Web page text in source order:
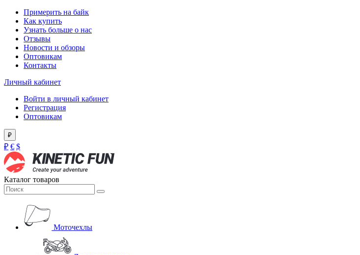
Примерить на байк
Как купить
Узнать больше о нас
Отзывы
Новости и обзоры
Оптовикам
Контакты
Личный кабинет
Войти в личный кабинет
Регистрация
Оптовикам
₽
₽ € $
Каталог товаров
Моточехлы